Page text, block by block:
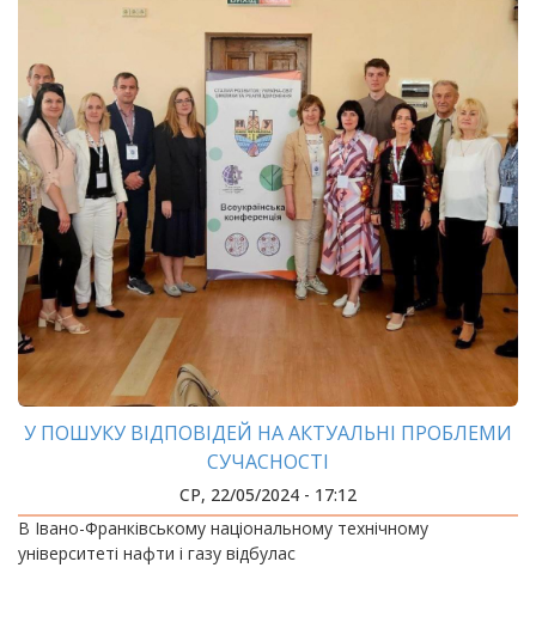
У ПОШУКУ ВІДПОВІДЕЙ НА АКТУАЛЬНІ ПРОБЛЕМИ
СУЧАСНОСТІ
СР, 22/05/2024 - 17:12
В Івано-Франківському національному технічному
університеті нафти і газу відбулас